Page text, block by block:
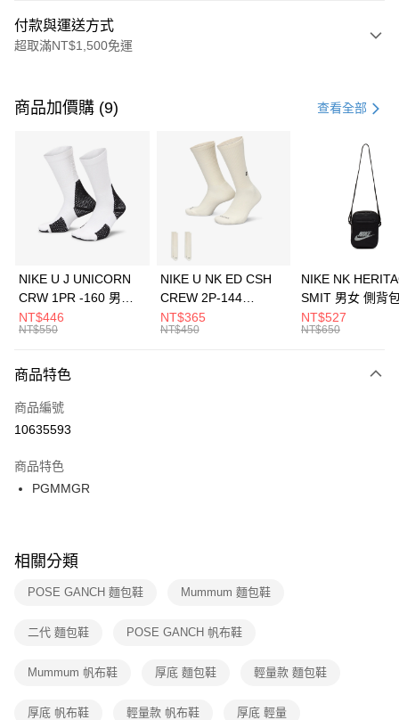
付款與運送方式
超取滿NT$1,500免運
信用卡一次付款
3 期 0 利率 每期 21家銀行
合作金庫商業銀行
第一商業銀行
華南商業銀行
彰化商業銀行
上海商業儲蓄銀行
元大商業銀行
台灣樂天信用卡公司
Apple Pay
全盈+PAY
AFTEE先享後付
【關於「AFTEE先享後付」】
便利好安心！
１．簡單：不需註冊會員、不需綁卡、不需儲值。
【「AFTEE先享後付」結帳流程】
３．收到繳費通知簡訊後14天內，點擊此簡訊中的連結，可透過四大超商／
ATM／網路銀行／等多元方式進行付款，方視為交易完成。
※ 請注意：結帳手續完成當下不需立刻繳費，但若您需要取消訂單，請聯絡
購買商品的店家。未經商家同意取消之訂單仍視為有效，需透過AFTEE先享
※ 交易是否成功請以「AFTEE先享後付 」之結帳頁面顯示為準，若有關於
https://netprotections.freshdesk.com/support/home
１．透過由恩沛科技股份有限公司提供之「AFTEE先享後付」服務完成之交
運送方式
7-11取貨(快速到店)
宅配
每筆NT$100，滿NT$1,500(含以上)免運費
商品加價購 (9) 查看全部
NIKE U J UNICORN
CRW 1PR -160 男女
中統襪 FZ3393100
NT$446
NT$550
NIKE U NK ED CSH
CREW 2P-144
EMBRDY 男女 短統襪
FZ3073133
NT$365
NT$450
NIKE NK
SMIT 男女 側背
BA5871010
NT$527
NT$650
商品特色
商品編號
10635593
商品特色
PGMMGR
相關分類
POSE GANCH 麵包鞋 Mummum 麵包鞋
二代 麵包鞋 POSE GANCH 帆布鞋
Mummum 帆布鞋 厚底 麵包鞋 輕量款 麵包鞋
厚底 帆布鞋 輕量款 帆布鞋 厚底 輕量